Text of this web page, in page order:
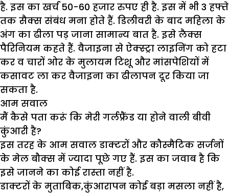
है. इस का खर्च 50-60 हजार रुपए ही है. इस में भी 3 हफ्ते
तक सैक्स संबंध मना होते हैं. डिलीवरी के बाद महिला के
अंग का ढीला पड़ जाना सामान्य बात है. इसे लैक्स
पैरिनियम कहते हैं. वैजाइना से ऐक्स्ट्रा लाइनिंग को हटा
कर व चारों ओर के मुलायम टिशू और मांसपेशियों में
कसावट ला कर वैजाइना का ढीलापन दूर किया जा
सकता है.
आम सवाल
मैं कैसे पता करूं कि मेरी गर्लफ्रैंड या होने वाली बीवी
कुंआरी है?
इस तरह के आम सवाल डाक्टरों और कौस्मैटिक सर्जनों
के मेल बौक्स में ज्यादा पूछे गए हैं. इस का जवाब है कि
इसे जानने का कोई रास्ता नहीं है.
डाक्टरों के मुताबिक,कुंआरापन कोई बड़ा मसला नहीं है,